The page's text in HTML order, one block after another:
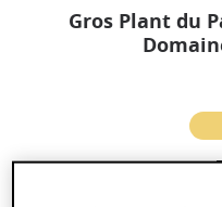
Gros Plant du